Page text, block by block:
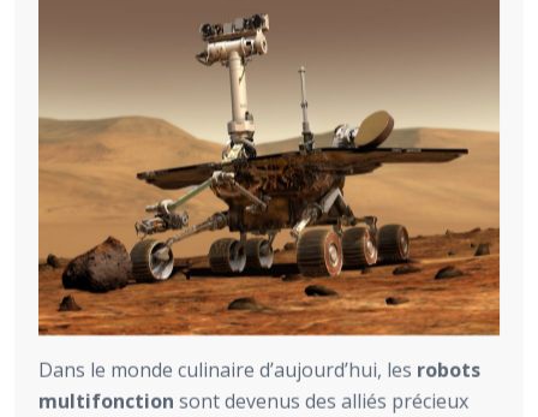
Dans le monde culinaire d’aujourd’hui, les robots
multifonction sont devenus des alliés précieux